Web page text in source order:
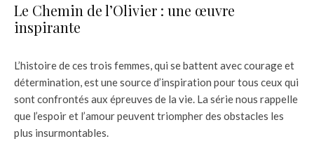
Le Chemin de l’Olivier : une œuvre
inspirante
L’histoire de ces trois femmes, qui se battent avec courage et
détermination, est une source d’inspiration pour tous ceux qui
sont confrontés aux épreuves de la vie. La série nous rappelle
que l’espoir et l’amour peuvent triompher des obstacles les
plus insurmontables.